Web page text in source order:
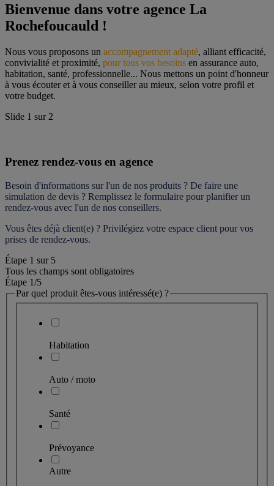
Bienvenue dans votre agence La
Rochefoucauld !
Nous vous proposons un accompagnement adapté, alliant efficacité,
convivialité et proximité, pour tous vos besoins en assurance auto,
habitation, santé, professionnelle... Nous mettons un point d'honneur
à vous écouter et à vous conseiller au mieux, selon votre profil et
votre budget.
Slide 1 sur 2
Prenez rendez-vous en agence
Besoin d'informations sur l'un de nos produits ? De faire une
simulation de devis ? Remplissez le formulaire pour planifier un
rendez-vous avec l'un de nos conseillers.
Vous êtes déjà client(e) ? Privilégiez votre espace client pour vos
prises de rendez-vous.
Étape 1 sur 5
Tous les champs sont obligatoires
Étape 1/5
Par quel produit êtes-vous intéressé(e) ?
Habitation
Auto / moto
Santé
Prévoyance
Autre